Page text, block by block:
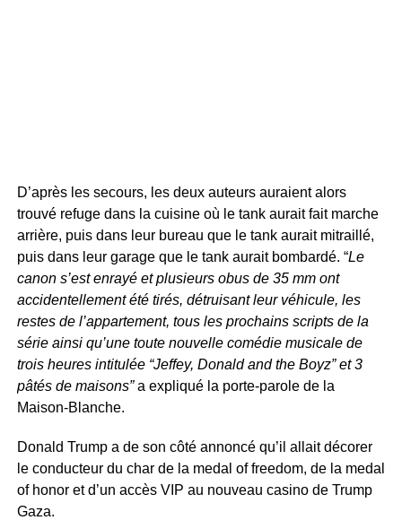
D’après les secours, les deux auteurs auraient alors
trouvé refuge dans la cuisine où le tank aurait fait marche
arrière, puis dans leur bureau que le tank aurait mitraillé,
puis dans leur garage que le tank aurait bombardé. “Le
canon s’est enrayé et plusieurs obus de 35 mm ont
accidentellement été tirés, détruisant leur véhicule, les
restes de l’appartement, tous les prochains scripts de la
série ainsi qu’une toute nouvelle comédie musicale de
trois heures intitulée “Jeffey, Donald and the Boyz” et 3
pâtés de maisons”a expliqué la porte-parole de la
Maison-Blanche.
Donald Trump a de son côté annoncé qu’il allait décorer
le conducteur du char de la medal of freedom, de la medal
of honor et d’un accès VIP au nouveau casino de Trump
Gaza.